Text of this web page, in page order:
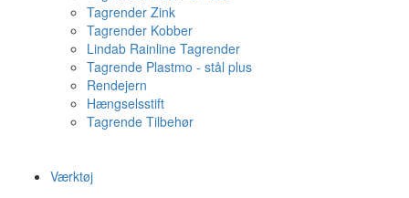
Tagrender Zink
Tagrender Kobber
Lindab Rainline Tagrender
Tagrende Plastmo - stål plus
Rendejern
Hængselsstift
Tagrende Tilbehør
Værktøj